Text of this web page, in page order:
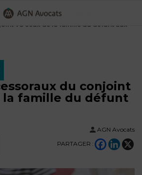
Avocats
⟶ Succession Dubaï
VS ceux de la famille du défunt aux
du conjoint
la famille du défunt
AGN Avocats
PARTAGER :